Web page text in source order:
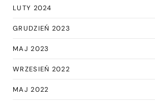
LUTY 2024
GRUDZIEŃ 2023
MAJ 2023
WRZESIEŃ 2022
MAJ 2022